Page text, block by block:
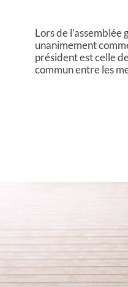
Lors de
unanimement
président est celle
commun entre les